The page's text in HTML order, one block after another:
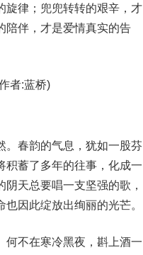
旋律；兜兜转转的艰辛，才
陪伴，才是爱情真实的告
者:蓝桥)
。春韵的气息，犹如一股芬
积蓄了多年的往事，化成一
天总要唱一支坚强的歌，
因此绽放出绚丽的光芒。
何不在寒冷黑夜，斟上酒一